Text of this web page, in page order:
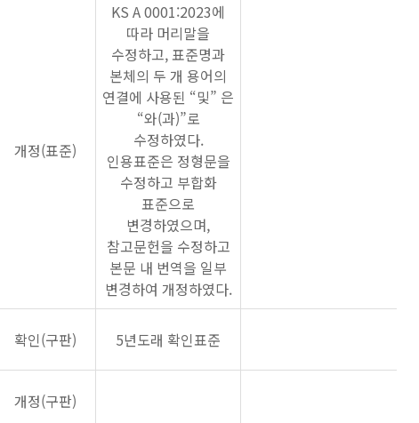
개정(표준)
KS A 0001:2023에
따라 머리말을
수정하고, 표준명과
본체의 두 개 용어의
연결에 사용된 “및” 은
“와(과)”로
수정하였다.
인용표준은 정형문을
수정하고 부합화
표준으로
변경하였으며,
참고문헌을 수정하고
본문 내 번역을 일부
변경하여 개정하였다.
확인(구판) 5년도래 확인표준
개정(구판)